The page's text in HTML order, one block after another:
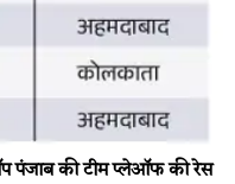
पंजाब की टीम प्लेऑफ की रेस